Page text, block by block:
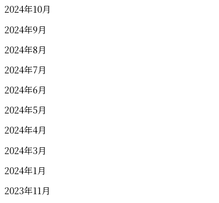
2024年10月
2024年9月
2024年8月
2024年7月
2024年6月
2024年5月
2024年4月
2024年3月
2024年1月
2023年11月